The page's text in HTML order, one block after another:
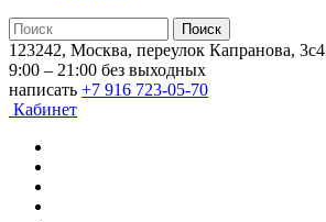
123242, Москва, переулок Капранова, 3с4
9:00 – 21:00 без выходных
написать +7 916 723-05-70
Кабинет